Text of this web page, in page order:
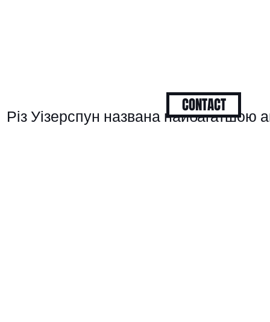
Різ Уізерспун названа найбагатшою
CONTACT